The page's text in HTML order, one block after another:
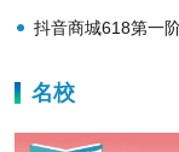
人才培养新标准
抖音商城618第一
名校